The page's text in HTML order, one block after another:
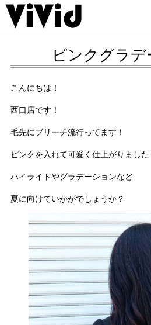
ピンクグラデ
こんにちは！
西口店です！
毛先にブリーチ流行ってます！
ピンクを入れて可愛く仕上がりました
ハイライトやグラデーションなど
夏に向けていかがでしょうか？